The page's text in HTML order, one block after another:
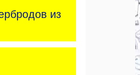
из